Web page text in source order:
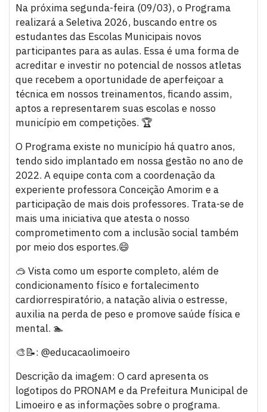
Na próxima segunda-feira (09/03), o Programa
realizará a Seletiva 2026, buscando entre os
estudantes das Escolas Municipais novos
participantes para as aulas. Essa é uma forma de
acreditar e investir no potencial de nossos atletas
que recebem a oportunidade de aperfeiçoar a
técnica em nossos treinamentos, ficando assim,
aptos a representarem suas escolas e nosso
município em competições. 🏆
O Programa existe no município há quatro anos,
tendo sido implantado em nossa gestão no ano de
2022. A equipe conta com a coordenação da
experiente professora Conceição Amorim e a
participação de mais dois professores. Trata-se de
mais uma iniciativa que atesta o nosso
comprometimento com a inclusão social também
por meio dos esportes.😄
🥽 Vista como um esporte completo, além de
condicionamento físico e fortalecimento
cardiorrespiratório, a natação alivia o estresse,
auxilia na perda de peso e promove saúde física e
mental. 🏊
🎨📝: @educacaolimoeiro
Descrição da imagem: O card apresenta os
logotipos do PRONAM e da Prefeitura Municipal de
Limoeiro e as informações sobre o programa.